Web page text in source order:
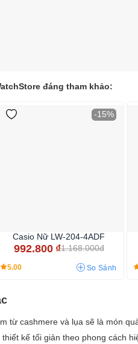
đáng tham khảo:
-15%
Casio Nữ LW-204-4ADF
992.800 ₫1.168.000đ
5.00 So Sánh
từ cashmere và lụa sẽ là món
kế tối giản theo phong cách